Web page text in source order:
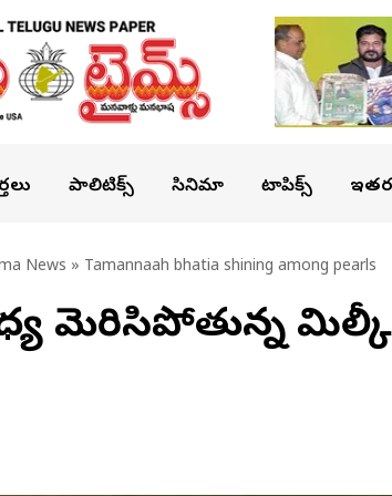
పాలిటిక్స్ సినిమా టాపిక్స్ ఇతర
News » Tamannaah bhatia shining among pearls
మెరిసిపోతున్న